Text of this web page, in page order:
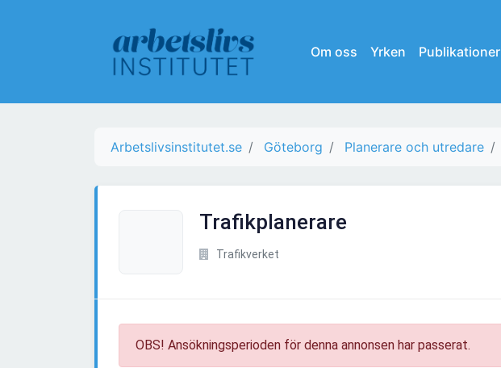
Om oss Yrken Publikationer
Arbetslivsinstitutet.se Göteborg Planerare och utredare
Trafikplanerare
Trafikverket
OBS! Ansökningsperioden för denna annonsen har passerat.